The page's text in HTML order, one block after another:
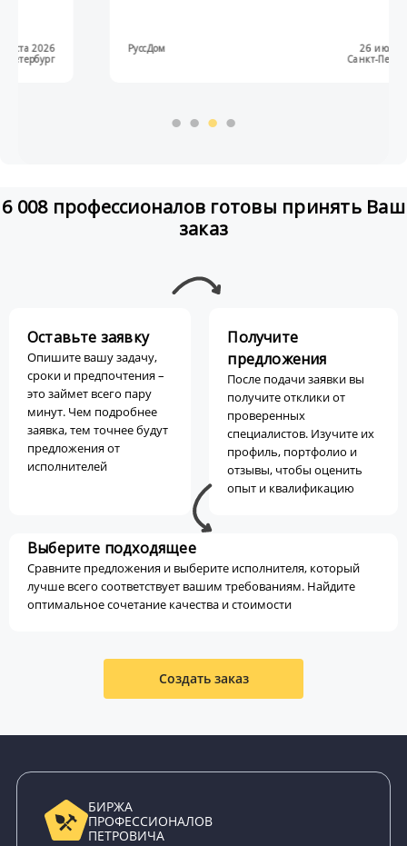
РуссДом
Санкт-Петербург
6 008 профессионалов готовы принять Ваш
заказ
Оставьте заявку
Опишите вашу задачу,
сроки и предпочтения –
это займет всего пару
минут. Чем подробнее
заявка, тем точнее будут
предложения от
исполнителей
Получите
предложения
После подачи заявки вы
получите отклики от
проверенных
специалистов. Изучите их
профиль, портфолио и
отзывы, чтобы оценить
опыт и квалификацию
Выберите подходящее
Сравните предложения и выберите исполнителя, который
лучше всего соответствует вашим требованиям. Найдите
оптимальное сочетание качества и стоимости
Создать заказ
БИРЖА
ПРОФЕССИОНАЛОВ
ПЕТРОВИЧА